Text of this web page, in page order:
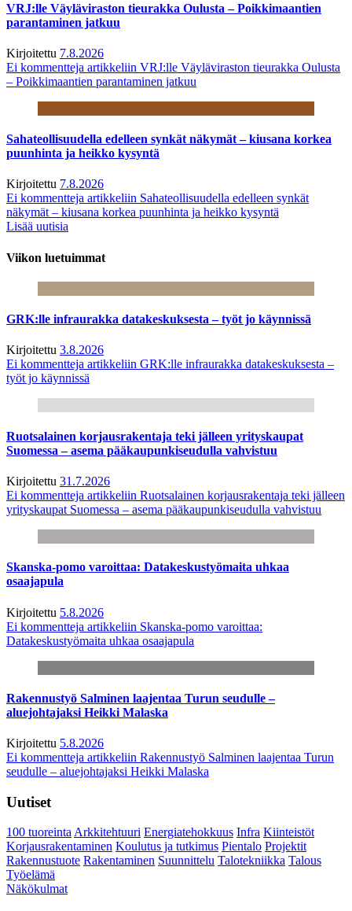
VRJ:lle Väyläviraston tieurakka Oulusta – Poikkimaantien
parantaminen jatkuu
Kirjoitettu 7.8.2026
Ei kommentteja artikkeliin VRJ:lle Väyläviraston tieurakka Oulusta
– Poikkimaantien parantaminen jatkuu
Sahateollisuudella edelleen synkät näkymät – kiusana korkea
puunhinta ja heikko kysyntä
Kirjoitettu 7.8.2026
Ei kommentteja artikkeliin Sahateollisuudella edelleen synkät
näkymät – kiusana korkea puunhinta ja heikko kysyntä
Lisää uutisia
Viikon luetuimmat
GRK:lle infraurakka datakeskuksesta – työt jo käynnissä
Kirjoitettu 3.8.2026
Ei kommentteja artikkeliin GRK:lle infraurakka datakeskuksesta –
työt jo käynnissä
Ruotsalainen korjausrakentaja teki jälleen yrityskaupat
Suomessa – asema pääkaupunkiseudulla vahvistuu
Kirjoitettu 31.7.2026
Ei kommentteja artikkeliin Ruotsalainen korjausrakentaja teki jälleen
yrityskaupat Suomessa – asema pääkaupunkiseudulla vahvistuu
Skanska-pomo varoittaa: Datakeskustyömaita uhkaa
osaajapula
Kirjoitettu 5.8.2026
Ei kommentteja artikkeliin Skanska-pomo varoittaa:
Datakeskustyömaita uhkaa osaajapula
Rakennustyö Salminen laajentaa Turun seudulle –
aluejohtajaksi Heikki Malaska
Kirjoitettu 5.8.2026
Ei kommentteja artikkeliin Rakennustyö Salminen laajentaa Turun
seudulle – aluejohtajaksi Heikki Malaska
Uutiset
100 tuoreintaArkkitehtuuri Energiatehokkuus Infra Kiinteistöt
Korjausrakentaminen Koulutus ja tutkimus Pientalo Projektit
Rakennustuote Rakentaminen Suunnittelu Talotekniikka Talous
Työelämä
Näkökulmat